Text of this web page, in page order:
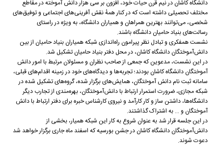
دانشگاه کاشان در نیم قرن حیات خود، افزون بر سی هزار دانش آموخته در مقاطع
مختلف تحصیلی داشته است که در کنار همهٔ نقش آفرینی‌های اجتماعی و توفیق‌های
شخصی، می‌توانند بهترین همراهان و همیاران دانشگاه، به ویژه در راستای
رسالت‌های بنیاد حامیان دانشگاه باشند.
نشست همفکری و تبادل نظر پیرامون راه‌اندازی شبکه همیاران بنیاد حامیان از بین
دانش‌آموختگان دانشگاه کاشان، در محل دفتر بنیاد حامیان تشکیل شد.
در این نشست، مدعوین که جمعی از صاحب نظران و مسئولان مرتبط با امور دانش
آموختگان دانشگاه کاشان بودند؛ تجربه‌ها و دیدگاه‌های خود در زمینه اقدام‌های قبلی،
سامانه ثبت نام دانش آموختگان، همایش‌های برگزار شده، گروه‌های تشکیل شده در
شبکه مجازی، ضرورت استمرار ارتباط با دانش‌آموختگان، بهره‌مندی از تجارب دیگر
دانشگاه‌ها، داشتن ساز و کار کارآمد و نیروی کارشناس خبره برای دفتر ارتباط با دانش
آموختگان و … به اشتراک گذاشتند.
در این جلسه قرار شد به عنوان شروع به کار این شبکه همیار، بخشی از
دانش‌آموختگان دانشگاه کاشان در جشن بورسیه که اسفند ماه جاری برگزار خواهد شد
دعوت شوند.